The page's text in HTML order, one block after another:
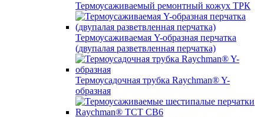
Термоусаживаемый ремонтный кожух ТРК
Термоусаживаемая Y-образная перчатка
(двупалая разветвленная перчатка)
Термоусадочная трубка Raychman® Y-
образная